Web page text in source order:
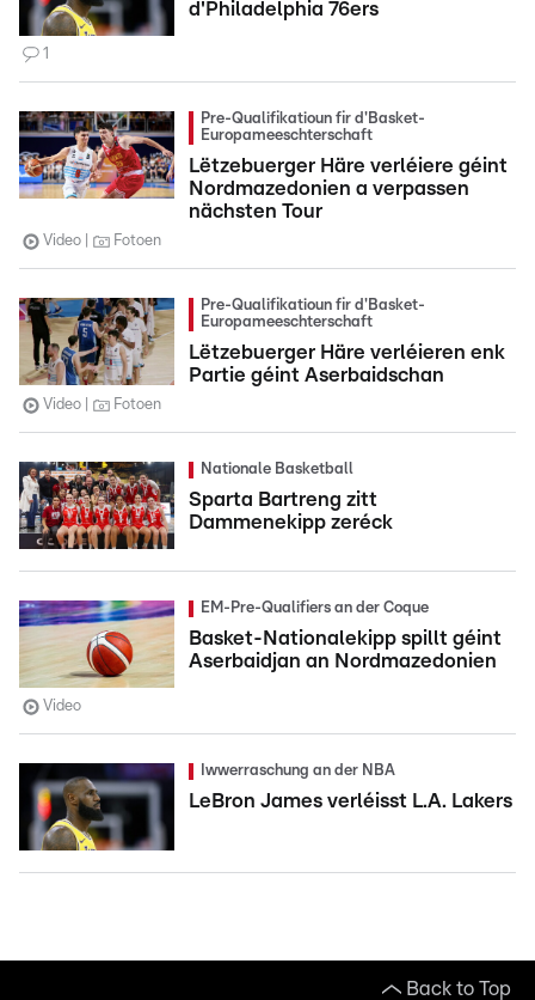
d'Philadelphia 76ers
1
Pre-Qualifikatioun fir d'Basket-
Europameeschterschaft
Lëtzebuerger Häre verléiere géint
Nordmazedonien a verpassen
nächsten Tour
Video Fotoen
Pre-Qualifikatioun fir d'Basket-
Europameeschterschaft
Lëtzebuerger Häre verléieren enk
Partie géint Aserbaidschan
Video Fotoen
Nationale Basketball
Sparta Bartreng zitt
Dammenekipp zeréck
EM-Pre-Qualifiers an der Coque
Basket-Nationalekipp spillt géint
Aserbaidjan an Nordmazedonien
Video
Iwwerraschung an der NBA
LeBron James verléisst L.A. Lakers
Back to Top